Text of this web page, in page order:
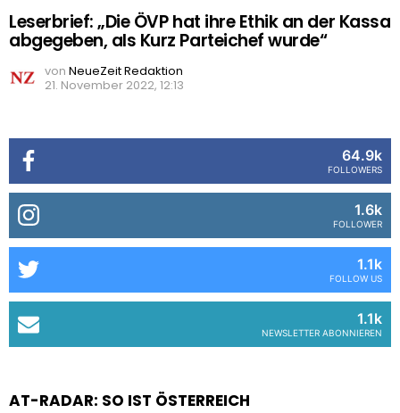
Leserbrief: „Die ÖVP hat ihre Ethik an der Kassa
abgegeben, als Kurz Parteichef wurde“
von NeueZeit Redaktion
21. November 2022, 12:13
64.9k
FOLLOWERS
1.6k
FOLLOWER
1.1k
FOLLOW US
1.1k
NEWSLETTER ABONNIEREN
AT-RADAR: SO IST ÖSTERREICH